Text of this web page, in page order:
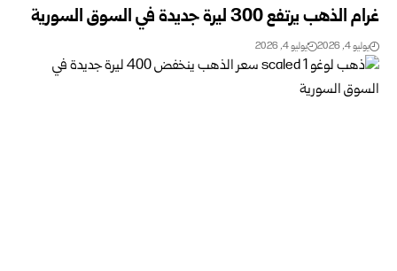
غرام الذهب يرتفع 300 ليرة جديدة في السوق السورية
يوليو 4, 2026 يوليو 4, 2026